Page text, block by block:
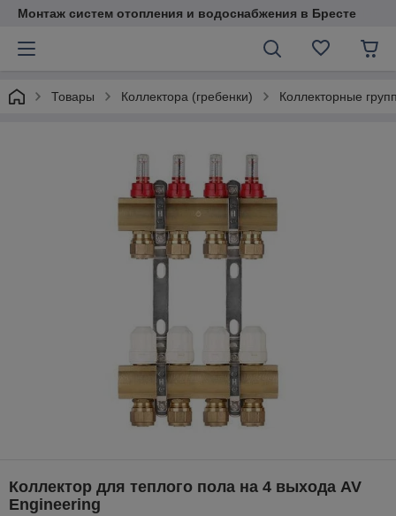
Монтаж систем отопления и водоснабжения в Бресте
Товары Коллектора (гребенки) Коллекторные
Коллектор для теплого пола на 4 выхода AV
Engineering